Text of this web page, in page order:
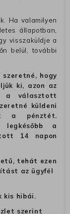
Ha valamilyen
állapotban,
visszaküldje a
belül, további
hogy
ki, azon az
a választott
küldeni
a pénztét.
a
14 napon
tehát ezen
az ügyfél
kis hibái.
szerint